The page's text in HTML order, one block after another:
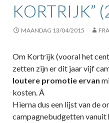
KORTRIJK”
MAANDAG 13/04/2015
Om Kortrijk (vooral het
zetten zijn er dit jaar vijf
loutere promotie ervan
kosten. Â
Hierna dus een lijst van de
campagnebudgetten